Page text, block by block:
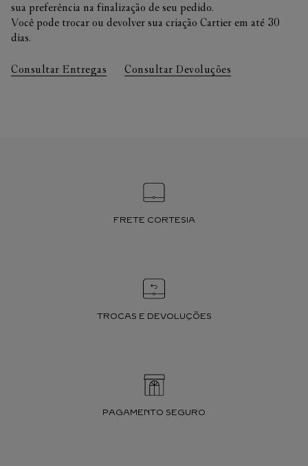
sua preferência na finalização de seu pedido.
Você pode trocar ou devolver sua criação Cartier em até 30
dias.
Consultar Entregas Consultar Devoluções
FRETE CORTESIA
TROCAS E DEVOLUÇÕES
PAGAMENTO SEGURO